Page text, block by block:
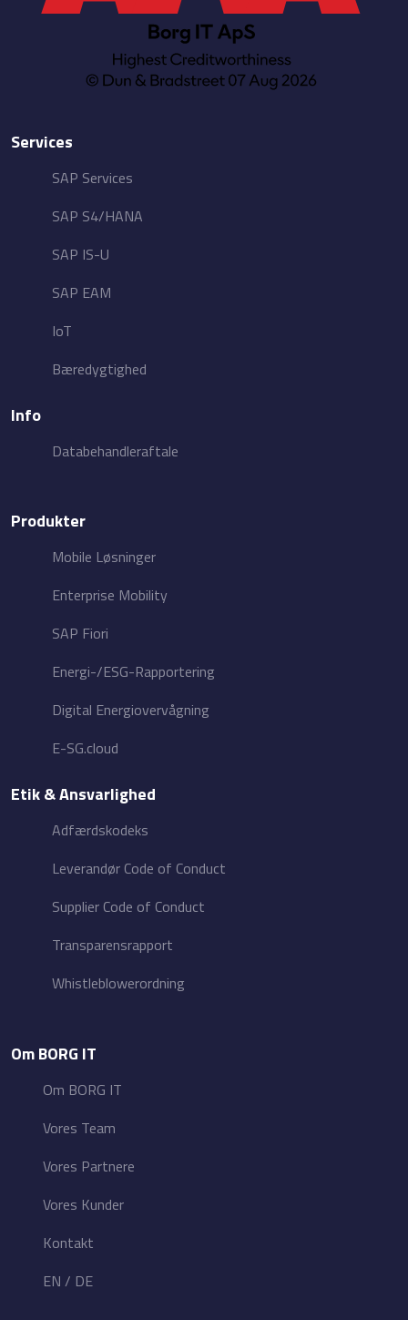
Services
SAP Services
SAP S4/HANA
SAP IS-U
SAP EAM
IoT
Bæredygtighed
Info
Databehandleraftale
Produkter
Mobile Løsninger
Enterprise Mobility
SAP Fiori
Energi-/ESG-Rapportering
Digital Energiovervågning
E-SG.cloud
Etik & Ansvarlighed
Adfærdskodeks
Leverandør Code of Conduct
Supplier Code of Conduct
Transparensrapport
Whistleblowerordning
Om BORG IT
Om BORG IT
Vores Team
Vores Partnere
Vores Kunder
Kontakt
EN / DE